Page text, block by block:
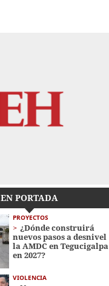
EN PORTADA
PROYECTOS
¿Dónde construirá
nuevos pasos a desnivel
la AMDC en Tegucigalpa
en 2027?
VIOLENCIA